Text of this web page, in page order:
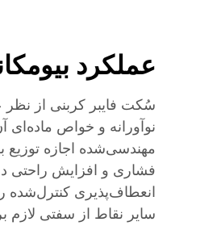
عملکرد
سُکت فایبر کربنی از نظر
نوآورانه و خواص
مهندسی‌شده اجازه توزیع
فشاری و افزایش راحتی
انعطاف‌پذیری کنترل‌شده
سایر نقاط از سفتی لازم